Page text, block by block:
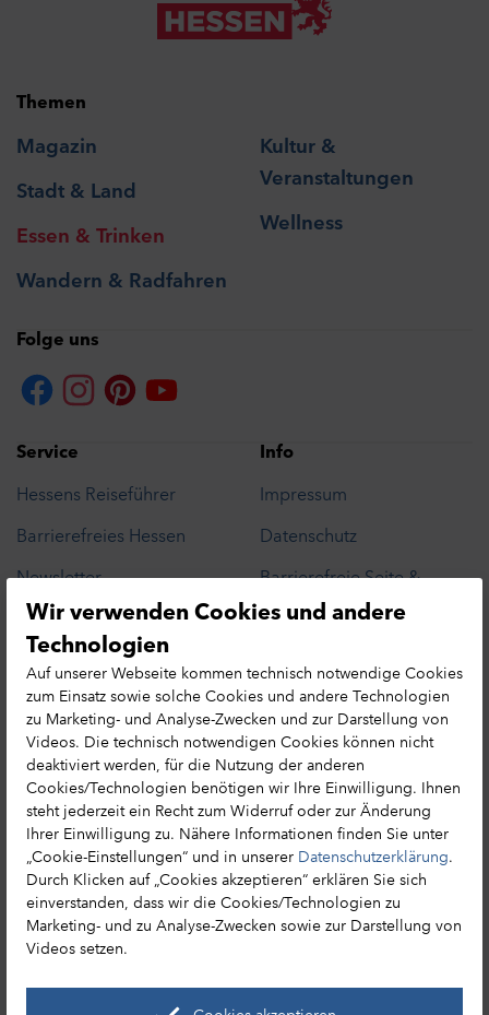
Themen
Magazin
Stadt & Land
Essen & Trinken
Wandern & Radfahren
Kultur &
Veranstaltungen
Wellness
Service
Hessens Reiseführer
Barrierefreies Hessen
Newsletter
Presse
Leichte Sprache
Erlebnisse in Hessen
Reisemagazin bestellen
Info
Impressum
Datenschutz
Barrierefreie Seite &
Barriere melden
Hessen MICE Net
Tourismusnetzwerk
Folge uns
HA Hessen Agentur GmbH
Hessen Tourismus
Mainzer Str. 118
Datenschutzhinweis
Wir verwenden Cookies und andere
Technologien
Auf unserer Webseite kommen technisch notwendige Cookies
zum Einsatz sowie solche Cookies und andere Technologien
zu Marketing- und Analyse-Zwecken und zur Darstellung von
Videos. Die technisch notwendigen Cookies können nicht
deaktiviert werden, für die Nutzung der anderen
Cookies/Technologien benötigen wir Ihre Einwilligung. Ihnen
steht jederzeit ein Recht zum Widerruf oder zur Änderung
Ihrer Einwilligung zu. Nähere Informationen finden Sie unter
„Cookie-Einstellungen“ und in unserer Datenschutzerklärung.
Durch Klicken auf „Cookies akzeptieren“ erklären Sie sich
einverstanden, dass wir die Cookies/Technologien zu
Marketing- und zu Analyse-Zwecken sowie zur Darstellung von
Videos setzen.